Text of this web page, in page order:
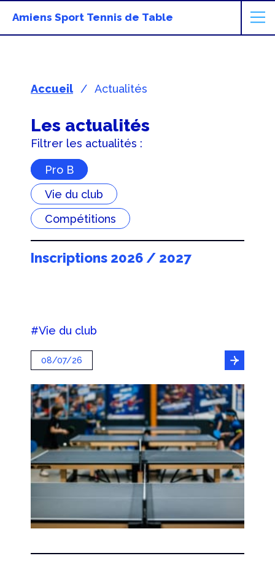
Amiens Sport Tennis de Table
Accueil Actualités
Les actualités
Filtrer les actualités :
Pro B
Vie du club
Compétitions
Inscriptions 2026 / 2027
#Vie du club
08/07/26